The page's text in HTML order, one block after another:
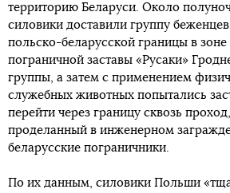
территорию Беларуси. Около
силовики доставили группу беженцев
польско-беларусской границы в зоне
пограничной заставы «Русаки»
группы, а затем с применением
служебных животных попытались
перейти через границу сквозь
проделанный в инженерном
беларусские пограничники.
По их данным, силовики Польши